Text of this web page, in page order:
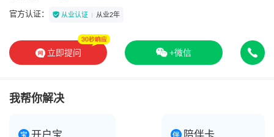
官方认证： 从业认证 从业2年
立即提问 +微信
我帮你解决